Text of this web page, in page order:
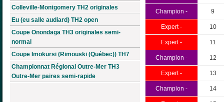
Colleville-Montgomery TH2 originales
Eu (eu salle audiard) TH2 open
Coupe Onondaga TH3 originales semi-
normal
Coupe Imokursi (Rimouski (Québec)) TH7
Championnat Régional Outre-Mer TH3
Outre-Mer paires semi-rapide
Champion - 9
Expert - 10
Expert - 11
Champion - 12
Expert - 13
Champion - 14